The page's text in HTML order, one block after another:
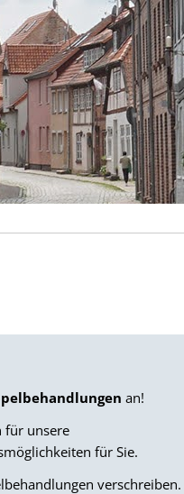
an!
für unsere
für Sie.
verschreiben.